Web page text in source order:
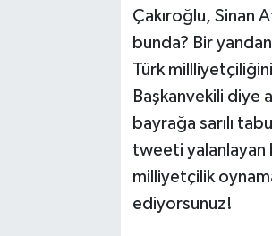
Çakıroğlu, Sinan
bunda? Bir
Türk millliyetçiliğini
Başkanvekili diye
bayrağa sarılı
tweeti yalanlayan
milliyetçilik
ediyorsunuz!